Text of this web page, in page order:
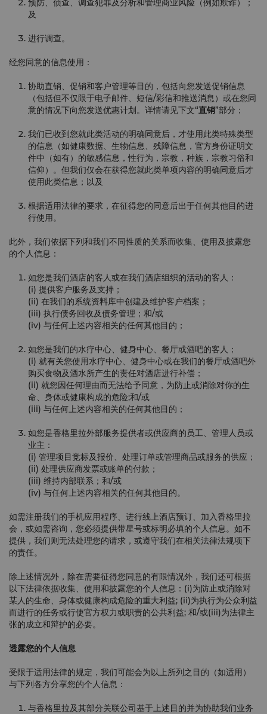
预防、侦查、调查犯罪及分析和管理商业风险（例如欺诈）；
及
进行调查。
经您同意的信息使用：
协助直销、促销和客户管理等目的，包括向您发送促销信息
（包括但不仅限于电子邮件、短信/彩信和推送消息）或在您同
意的情况下向您发送优惠计划。详情请见下文“直销”部分；
我们已收到您就此类活动的明确同意后，才使用此类特殊类型
的信息（如健康数据、生物信息、残障信息，官方身份证明文
件中（如有）的敏感信息，性行为，宗教，种族，宗教习俗和
信仰）。但我们仅会在获得您就此类单项内容的明确同意后才
使用此类信息；以及
根据适用法律的要求，在征得您的同意后出于任何其他目的进
行使用。
此外，我们依据下列和我们不同性质的关系而收集、使用及披露您
的个人信息：
如您是我们酒店的客人或在我们酒店组织的活动的客人：
(i) 提供客户服务及支持；
(ii) 在我们的系统资料库中创建及维护客户档案；
(iii) 执行债务回收及债务管理；和/或
(iv) 与任何上述内容相关的任何其他目的；
如您是我们的水疗中心、健身中心、餐厅或酒吧的客人；
(i) 就有关您使用水疗中心、健身中心或在我们的餐厅或酒吧外
购买食物及酒水所产生的责任对酒店进行补偿；
(ii) 就您因任何理由而无法给予同意，为防止或消除对你的生
命、身体或健康构成的危险;和/或
(iii) 与任何上述内容相关的任何其他目的；
如您是香格里拉外部服务提供者或供应商的员工、管理人员或
业主：
(i) 管理项目竞标及报价、处理订单或管理商品或服务的供应；
(ii) 处理供应商发票或账单的付款；
(iii) 维持内部联系；和/或
(iv) 与任何上述内容相关的任何其他目的。
如需注册我们的手机应用程序、进行线上酒店预订、加入香格里拉
会，或如需咨询，您必须提供带星号或标明必填的个人信息。如不
提供，我们则无法处理您的请求，或遵守我们在相关法律法规项下
的责任。
除上述情况外，除在需要征得您同意的有限情况外，我们还可根据
以下法律依据收集、使用和披露您的个人信息：(i)为防止或消除对
某人的生命、身体或健康构成危险的重大利益; (ii)为执行为公众利益
而进行的任务或行使官方权力或职责的公共利益; 和/或(iii)为法律主
张的成立和辩护的必要。
透露您的个人信息
受限于适用法律的规定，我们可能会为以上所列之目的（如适用）
与下列各方分享您的个人信息：
与香格里拉及其部分关联公司基于上述目的并为协助我们业务